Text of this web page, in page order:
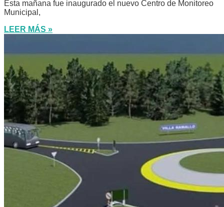
Esta mañana fue inaugurado el nuevo Centro de Monitoreo
Municipal,
LEER MÁS »